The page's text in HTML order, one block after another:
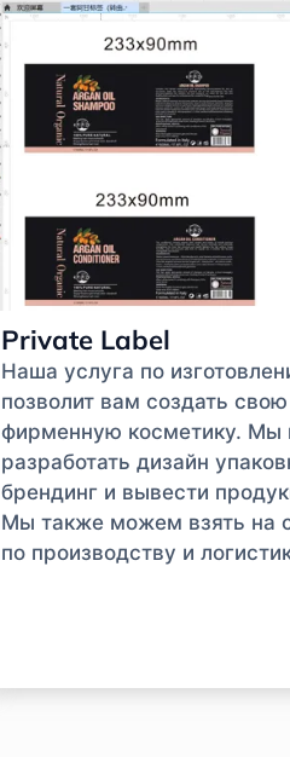
Private Label
Наша услуга по
позволит вам создать
фирменную косметику.
разработать дизайн
брендинг и вывести
Мы также можем взять на
по производству и